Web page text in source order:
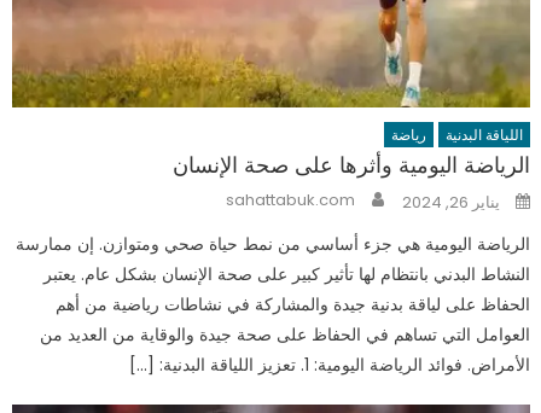
اللياقة البدنية رياضة
الرياضة اليومية وأثرها على صحة الإنسان
Posted
onيناير 26, 2024 Author
sahattabuk.com
الرياضة اليومية هي جزء أساسي من نمط حياة صحي ومتوازن. إن ممارسة
النشاط البدني بانتظام لها تأثير كبير على صحة الإنسان بشكل عام. يعتبر
الحفاظ على لياقة بدنية جيدة والمشاركة في نشاطات رياضية من أهم
العوامل التي تساهم في الحفاظ على صحة جيدة والوقاية من العديد من
الأمراض. فوائد الرياضة اليومية: 1. تعزيز اللياقة البدنية: […]